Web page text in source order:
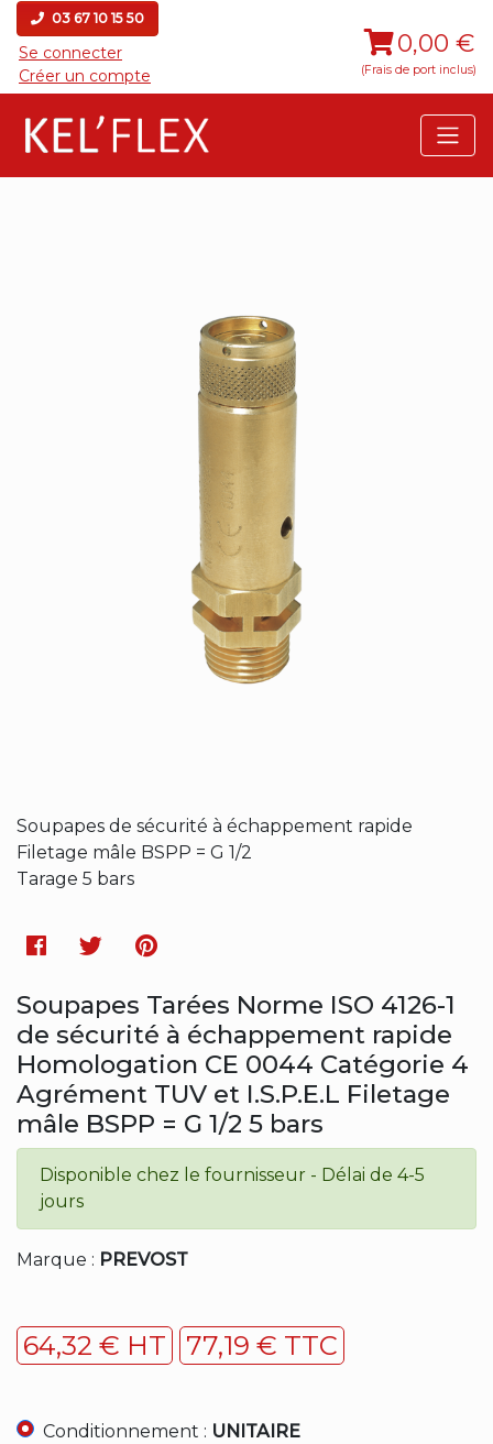
03 67 10 15 50
Se connecter
Créer un compte
0,00 €
(Frais de port inclus)
Soupapes de sécurité à échappement rapide
Filetage mâle BSPP = G 1/2
Tarage 5 bars
Facebook
TwitterPinterest
Soupapes Tarées Norme ISO 4126-1
de sécurité à échappement rapide
Homologation CE 0044 Catégorie 4
Agrément TUV et I.S.P.E.L Filetage
mâle BSPP = G 1/2 5 bars
Disponible chez le fournisseur - Délai de 4-5
jours
Marque : PREVOST
64,32 € HT 77,19 € TTC
Conditionnement : UNITAIRE